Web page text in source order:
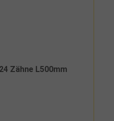
Zähne L500mm